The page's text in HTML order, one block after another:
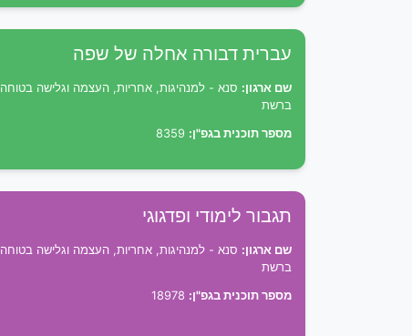
עברית דבורה אחלה של שפה
שם ארגון: סנא - למנהיגות, אחריות, העצמה וגלישה בטוחה
ברשת
מספר תוכנית בגפ"ן:
תגבור לימודי ופדגוגי
שם ארגון: סנא - למנהיגות, אחריות, העצמה וגלישה בטוחה
ברשת
מספר תוכנית בגפ"ן: